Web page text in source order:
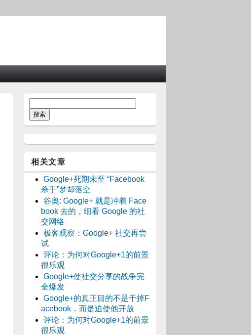
相关文章
Google+死期未至 “Facebook
杀手”梦却落空
谷奥: Google+ 就是冲着 Face
book 去的，细看 Google 的社
交网络
极客观察：Google+ 社交再尝
试
评论：为何对Google+1的前景
很乐观
Google+使社交分享的战争完
全爆发
Google+的真正目的不是干掉F
acebook，而是迫使他开放
评论：为何对Google+1的前景
很乐观